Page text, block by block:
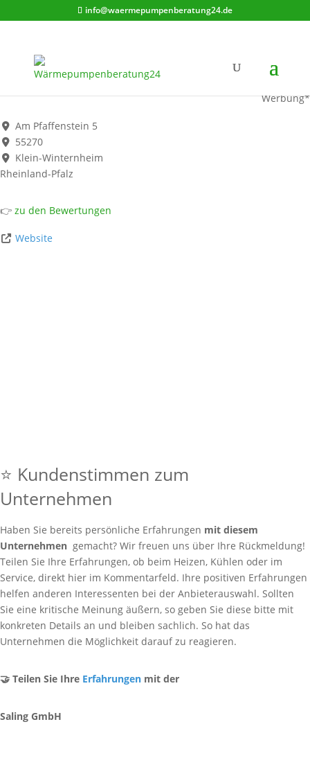
info@waermepumpenberatung24.de
Saling GmbH
Werbung*
Am Pfaffenstein 5
55270
Klein-Winternheim
Rheinland-Pfalz
👉 zu den Bewertungen
Website
⭐ Kundenstimmen zum
Unternehmen
Haben Sie bereits persönliche Erfahrungen mit diesem
Unternehmen gemacht? Wir freuen uns über Ihre Rückmeldung!
Teilen Sie Ihre Erfahrungen, ob beim Heizen, Kühlen oder im
Service, direkt hier im Kommentarfeld. Ihre positiven Erfahrungen
helfen anderen Interessenten bei der Anbieterauswahl. Sollten
Sie eine kritische Meinung äußern, so geben Sie diese bitte mit
konkreten Details an und bleiben sachlich. So hat das
Unternehmen die Möglichkeit darauf zu reagieren.
🤝 Teilen Sie Ihre Erfahrungen mit der
Saling GmbH